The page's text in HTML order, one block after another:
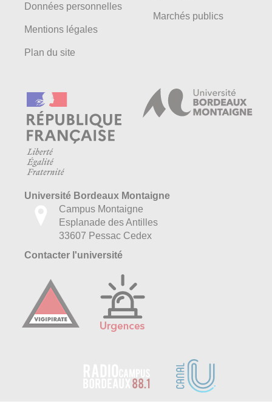
Données personnelles
Mentions légales
Plan du site
Marchés publics
Université Bordeaux Montaigne
Campus Montaigne
Esplanade des Antilles
33607 Pessac Cedex
Contacter l'université